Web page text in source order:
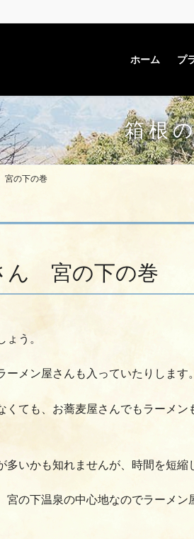
ホーム プ
箱根
宮の下の巻
ん 宮の下の巻
う。
メン屋さんも入っていたりします。
ても、お蕎麦屋さんでもラーメン
いかも知れませんが、時間を短縮
の下温泉の中心地なのでラーメン